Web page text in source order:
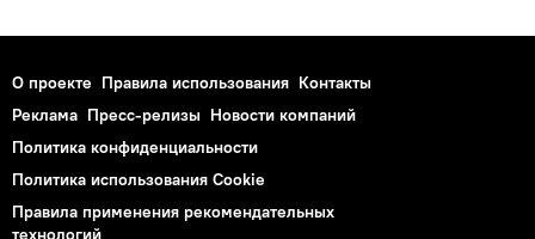
О проекте Правила использования Контакты
Реклама Пресс-релизы Новости компаний
Политика конфиденциальности
Политика использования Cookie
Правила применения рекомендательных
технологий